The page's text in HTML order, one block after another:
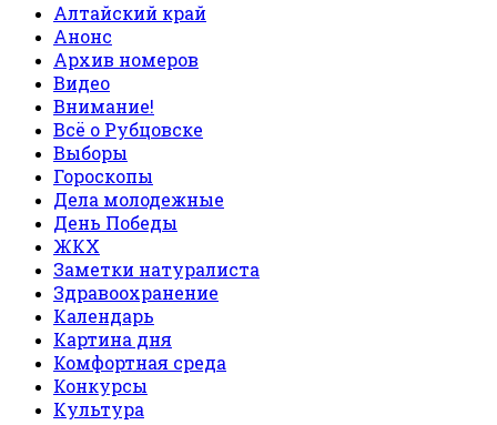
Алтайский край
Анонс
Архив номеров
Видео
Внимание!
Всё о Рубцовске
Выборы
Гороскопы
Дела молодежные
День Победы
ЖКХ
Заметки натуралиста
Здравоохранение
Календарь
Картина дня
Комфортная среда
Конкурсы
Культура